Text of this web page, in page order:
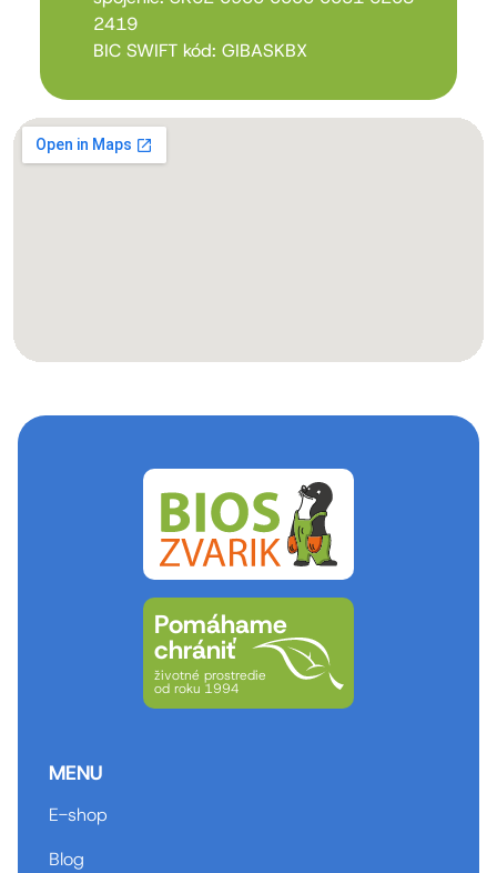
2419
BIC SWIFT kód: GIBASKBX
Pomáhame
chrániť
životné prostredie
od roku 1994
MENU
E-shop
Blog